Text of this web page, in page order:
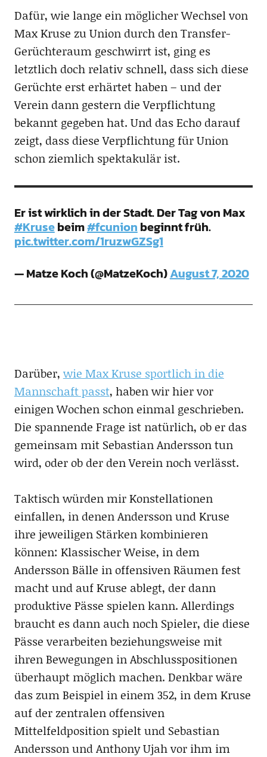
Dafür, wie lange ein möglicher Wechsel von
Max Kruse zu Union durch den Transfer-
Gerüchteraum geschwirrt ist, ging es
letztlich doch relativ schnell, dass sich diese
Gerüchte erst erhärtet haben – und der
Verein dann gestern die Verpflichtung
bekannt gegeben hat. Und das Echo darauf
zeigt, dass diese Verpflichtung für Union
schon ziemlich spektakulär ist.
Er ist wirklich in der Stadt. Der Tag von Max
#Krusebeim#fcunion beginnt früh.
pic.twitter.com/1ruzwGZSg1
— Matze Koch (@MatzeKoch)August 7, 2020
Darüber, wie Max Kruse sportlich in die
Mannschaft passt, haben wir hier vor
einigen Wochen schon einmal geschrieben.
Die spannende Frage ist natürlich, ob er das
gemeinsam mit Sebastian Andersson tun
wird, oder ob der den Verein noch verlässt.
Taktisch würden mir Konstellationen
einfallen, in denen Andersson und Kruse
ihre jeweiligen Stärken kombinieren
können: Klassischer Weise, in dem
Andersson Bälle in offensiven Räumen fest
macht und auf Kruse ablegt, der dann
produktive Pässe spielen kann. Allerdings
braucht es dann auch noch Spieler, die diese
Pässe verarbeiten beziehungsweise mit
ihren Bewegungen in Abschlusspositionen
überhaupt möglich machen. Denkbar wäre
das zum Beispiel in einem 352, in dem Kruse
auf der zentralen offensiven
Mittelfeldposition spielt und Sebastian
Andersson und Anthony Ujah vor ihm im